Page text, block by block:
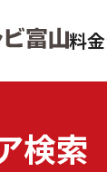
料
検索